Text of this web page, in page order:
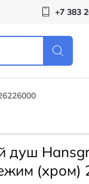
+7 383
душ
(хром)